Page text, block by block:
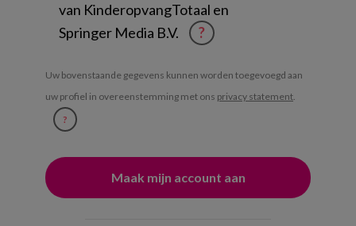
van KinderopvangTotaal en
Springer Media B.V.
?
Uw bovenstaande gegevens kunnen worden toegevoegd aan
uw profiel in overeenstemming met ons privacy statement.
?